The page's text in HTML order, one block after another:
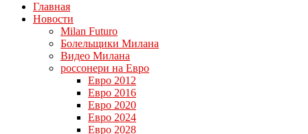
Главная
Новости
Milan Futuro
Болельщики Милана
Видео Милана
россонери на Евро
Евро 2012
Евро 2016
Евро 2020
Евро 2024
Евро 2028